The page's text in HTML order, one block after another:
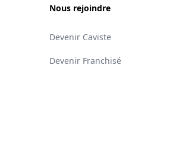
Nous rejoindre
Devenir Caviste
Devenir Franchisé